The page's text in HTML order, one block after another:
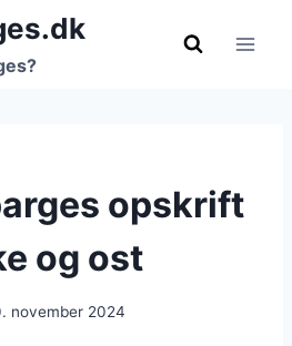
opskrift
og ost
november 2024